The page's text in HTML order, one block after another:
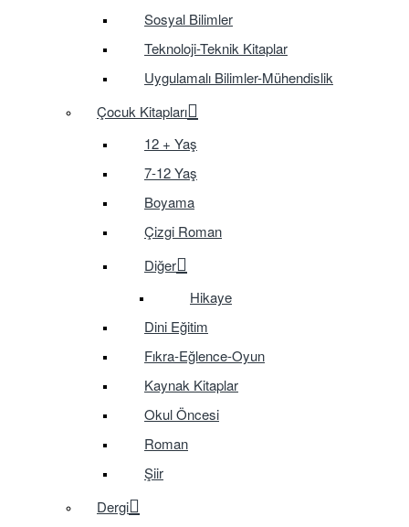
Sosyal Bilimler
Teknoloji-Teknik Kitaplar
Uygulamalı Bilimler-Mühendislik
Çocuk Kitapları
12 + Yaş
7-12 Yaş
Boyama
Çizgi Roman
Diğer
Hikaye
Dini Eğitim
Fıkra-Eğlence-Oyun
Kaynak Kitaplar
Okul Öncesi
Roman
Şiir
Dergi